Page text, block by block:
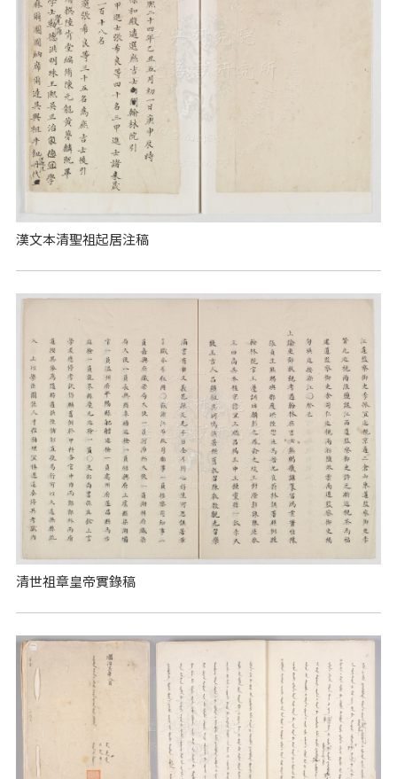
漢文本清聖祖起居注稿
清世祖章皇帝實錄稿